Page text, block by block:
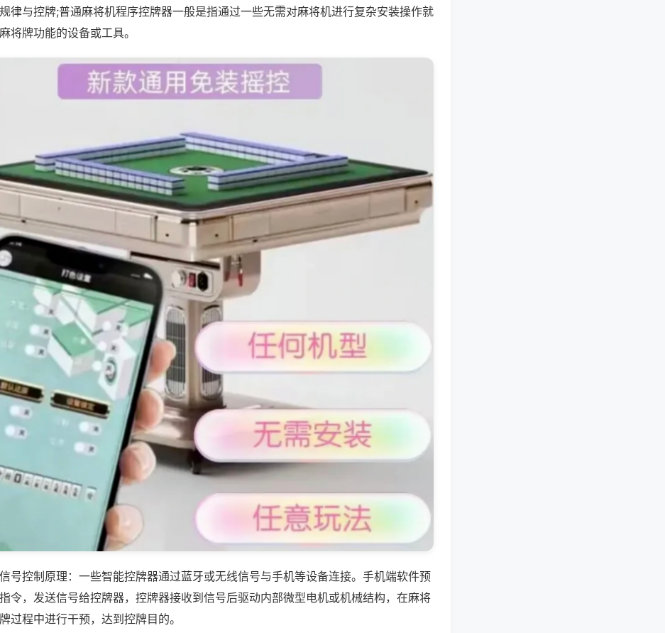
律与控牌;普通麻将机程序控牌器一般是指通过一些无需对麻将机进行复杂安装操作就
将牌功能的设备或工具。
号控制原理：一些智能控牌器通过蓝牙或无线信号与手机等设备连接。手机端软件预
令，发送信号给控牌器，控牌器接收到信号后驱动内部微型电机或机械结构，在麻将
过程中进行干预，达到控牌目的。